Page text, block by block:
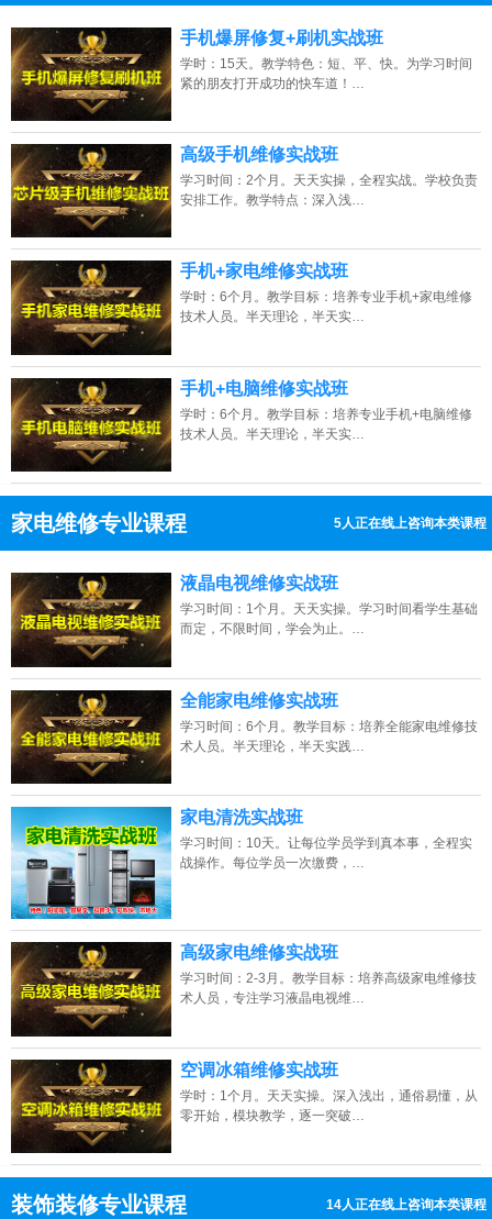
点击免费咨询电话：13807313137
手机爆屏修复+刷机实战班
学时：15天。教学特色：短、平、快。为学习时间
紧的朋友打开成功的快车道！…
高级手机维修实战班
学习时间：2个月。天天实操，全程实战。学校负责
安排工作。教学特点：深入浅…
手机+家电维修实战班
学时：6个月。教学目标：培养专业手机+家电维修
技术人员。半天理论，半天实…
手机+电脑维修实战班
学时：6个月。教学目标：培养专业手机+电脑维修
技术人员。半天理论，半天实…
家电维修专业课程 13人正在线上咨询本类课程
点击免费咨询电话：13807313137
液晶电视维修实战班
学习时间：1个月。天天实操。学习时间看学生基础
而定，不限时间，学会为止。…
全能家电维修实战班
学习时间：6个月。教学目标：培养全能家电维修技
术人员。半天理论，半天实践…
家电清洗实战班
学习时间：10天。让每位学员学到真本事，全程实
战操作。每位学员一次缴费，…
高级家电维修实战班
学习时间：2-3月。教学目标：培养高级家电维修技
术人员，专注学习液晶电视维…
空调冰箱维修实战班
学时：1个月。天天实操。深入浅出，通俗易懂，从
零开始，模块教学，逐一突破…
装饰装修专业课程 13人正在线上咨询本类课程